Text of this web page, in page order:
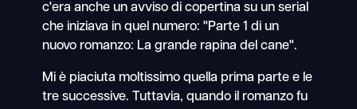
c'era anche un avviso di copertina su un serial
che iniziava in quel numero: "Parte 1 di un
nuovo romanzo: La grande rapina del cane".
Mi è piaciuta moltissimo quella prima parte e le
tre successive. Tuttavia, quando il romanzo fu